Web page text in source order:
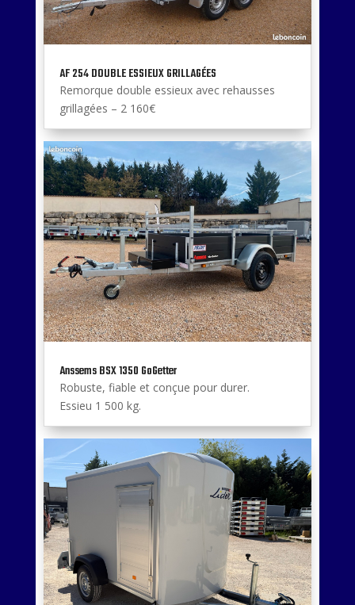
AF 254 DOUBLE ESSIEUX GRILLAGÉES
Remorque double essieux avec rehausses
grillagées – 2 160€
Anssems BSX 1350 GoGetter
Robuste, fiable et conçue pour durer.
Essieu 1 500 kg.